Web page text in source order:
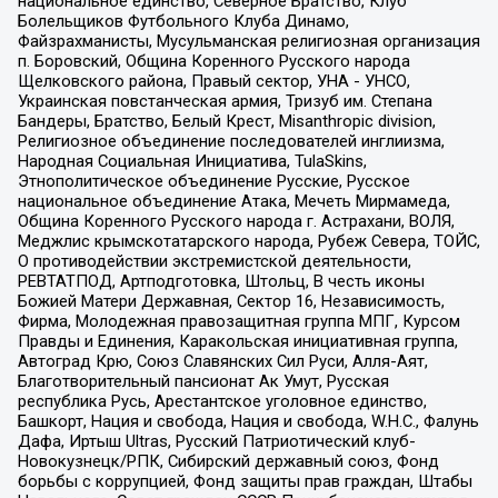
Болельщиков Футбольного Клуба Динамо,
Файзрахманисты, Мусульманская религиозная организация
п. Боровский, Община Коренного Русского народа
Щелковского района, Правый сектор, УНА - УНСО,
Украинская повстанческая армия, Тризуб им. Степана
Бандеры, Братство, Белый Крест, Misanthropic division,
Религиозное объединение последователей инглиизма,
Народная Социальная Инициатива, TulaSkins,
Этнополитическое объединение Русские, Русское
национальное объединение Атака, Мечеть Мирмамеда,
Община Коренного Русского народа г. Астрахани, ВОЛЯ,
Меджлис крымскотатарского народа, Рубеж Севера, ТОЙС,
О противодействии экстремистской деятельности,
РЕВТАТПОД, Артподготовка, Штольц, В честь иконы
Божией Матери Державная, Сектор 16, Независимость,
Фирма, Молодежная правозащитная группа МПГ, Курсом
Правды и Единения, Каракольская инициативная группа,
Автоград Крю, Союз Славянских Сил Руси, Алля-Аят,
Благотворительный пансионат Ак Умут, Русская
республика Русь, Арестантское уголовное единство,
Башкорт, Нация и свобода, Нация и свобода, W.H.С., Фалунь
Дафа, Иртыш Ultras, Русский Патриотический клуб-
Новокузнецк/РПК, Сибирский державный союз, Фонд
борьбы с коррупцией, Фонд защиты прав граждан, Штабы